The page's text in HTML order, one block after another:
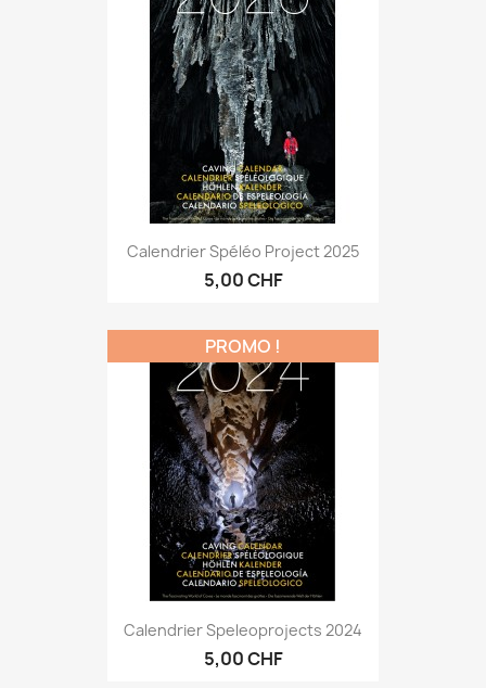
Calendrier Spéléo Project 2025
5,00 CHF
Calendrier Speleoprojects 2024
5,00 CHF
PROMO !